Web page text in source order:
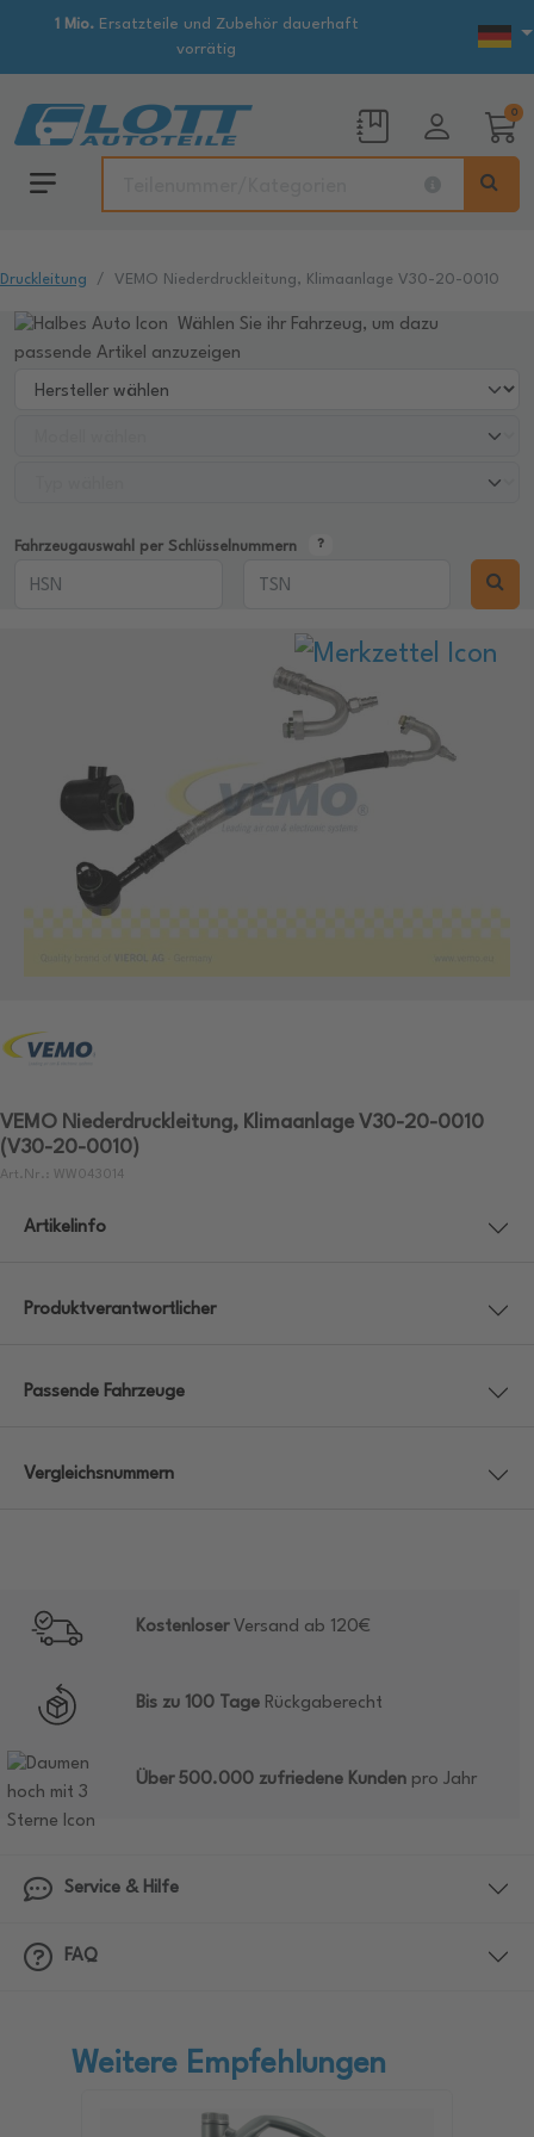
1 Mio.Ersatzteile und Zubehör dauerhaft
vorrätig
0
Druckleitung VEMO Niederdruckleitung, Klimaanlage V30-20-0010
Wählen Sie ihr Fahrzeug, um dazu
passende Artikel anzuzeigen
Fahrzeugauswahl per Schlüsselnummern
VEMO Niederdruckleitung, Klimaanlage V30-20-0010
(V30-20-0010)
Art.Nr.: WW043014
Artikelinfo
Produktverantwortlicher
Passende Fahrzeuge
Vergleichsnummern
KostenloserVersand ab 120€
Bis zu 100 Tage Rückgaberecht
Über 500.000 zufriedene Kunden pro Jahr
Service & Hilfe
FAQ
Weitere Empfehlungen